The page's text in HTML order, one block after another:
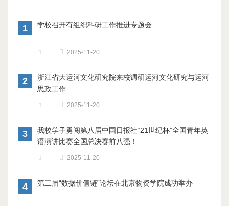
1 学校召开有组织科研工作推进专题会
2025-11-20
2
浙江省大运河文化研究院来校调研运河文化研究与运河
思政工作
2025-11-20
3
我校学子勇闯第八届中国日报社“21世纪杯”全国青年英
语演讲比赛全国总决赛前八强！
2025-11-20
4 第二届“数据价值链”论坛在北京物资学院成功举办